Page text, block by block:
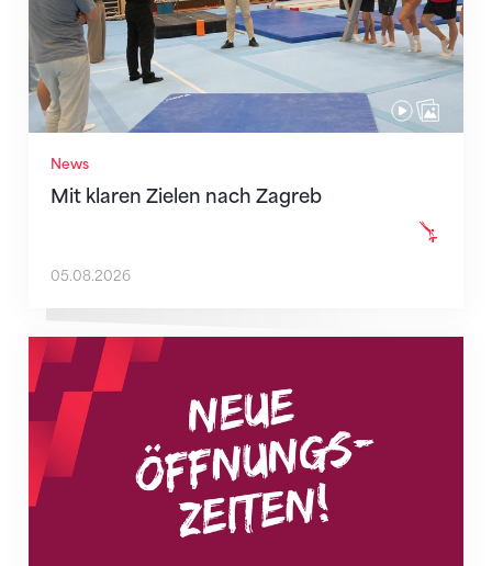
News
Mit klaren Zielen nach Zagreb
05.08.2026
Neue Empfangszeiten ab 1. August 2026